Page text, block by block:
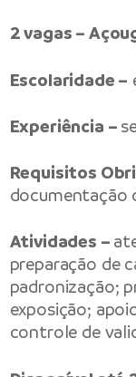
2 vagas –
Escolaridade –
Experiência –
Requisitos
documentação
Atividades –
preparação de
padronização;
exposição;
controle de